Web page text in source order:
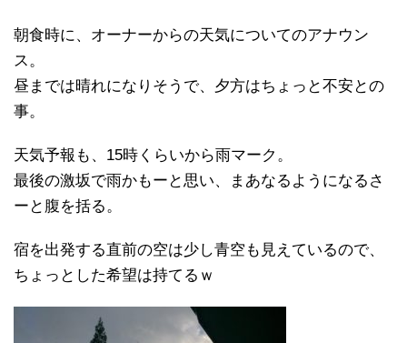
朝食時に、オーナーからの天気についてのアナウン
ス。
昼までは晴れになりそうで、夕方はちょっと不安との
事。
天気予報も、15時くらいから雨マーク。
最後の激坂で雨かもーと思い、まあなるようになるさ
ーと腹を括る。
宿を出発する直前の空は少し青空も見えているので、
ちょっとした希望は持てるｗ